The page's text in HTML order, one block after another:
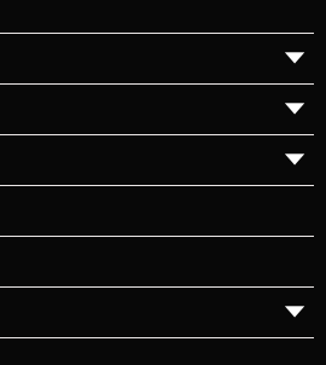
▼
▼
▼
▼